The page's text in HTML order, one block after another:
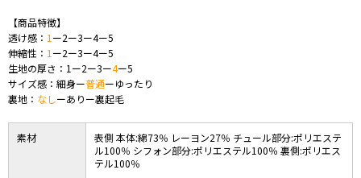
【商品特徴】
透け感： 1 ー2ー3ー4ー5
伸縮性： 1 ー2ー3ー4ー5
生地の厚さ：1ー2ー3ー4ー5
サイズ感：細身ー普通ーゆったり
裏地： なしーありー裏起毛
素材
表側 本体:綿73％ レーヨン27％ チュール部分:ポリエステ
ル100％ シフォン部分:ポリエステル100％ 裏側:ポリエス
テル100％